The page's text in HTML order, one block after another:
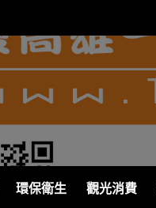
環保衛生 觀光消費